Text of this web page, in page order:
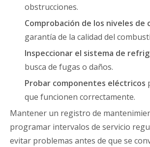
obstrucciones.
Comprobación de los niveles de
garantía de la calidad del
Inspeccionar el sistema de
busca de fugas o daños.
Probar componentes eléctricos
que funcionen correctamente.
Mantener un registro de
programar intervalos de servicio
evitar problemas antes de que se